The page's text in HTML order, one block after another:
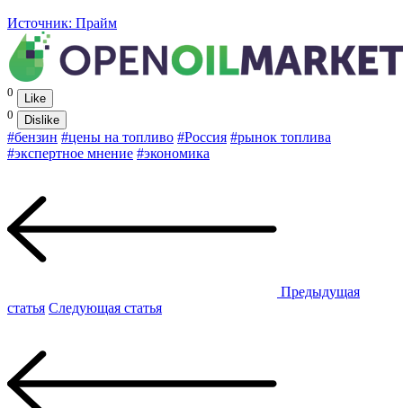
Источник: Прайм
0
Like
0
Dislike
#бензин #цены на топливо #Россия #рынок топлива
#экспертное мнение #экономика
Предыдущая
статья Следующая статья